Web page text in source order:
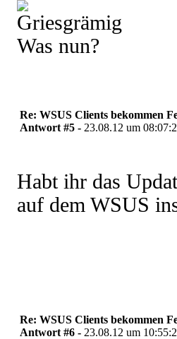
Was nun?
Re: WSUS Clients bekommen
Antwort #5 - 23.08.12 um
Habt ihr das
auf dem WSUS
Re: WSUS Clients bekommen
Antwort #6 - 23.08.12 um